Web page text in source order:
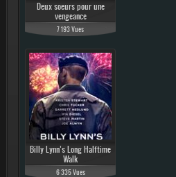
Deux soeurs pour une
vengeance
7 193 Vues
Billy Lynn’s Long Halftime
Walk
6 335 Vues